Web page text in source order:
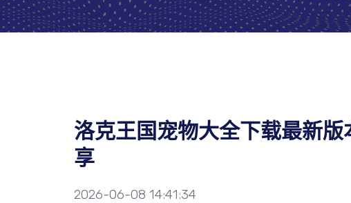
洛克王国宠物大全下载最新
享
2026-06-08 14:41:34